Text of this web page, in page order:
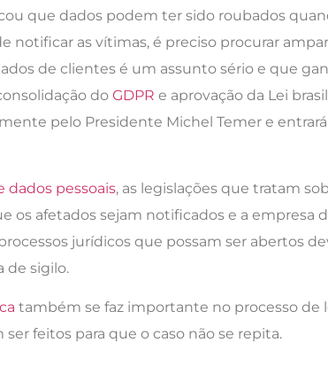
que dados podem ter sido roubados
notificar as vítimas, é preciso procurar
de clientes é um assunto sério e que
do GDPR e aprovação da Lei
pelo Presidente Michel Temer e
dados pessoais, as legislações que tratam
os afetados sejam notificados e a empresa
jurídicos que possam ser abertos
de sigilo.
também se faz importante no processo de
feitos para que o caso não se repita.